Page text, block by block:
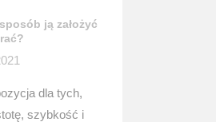
ją założyć
dla tych,
szybkość i